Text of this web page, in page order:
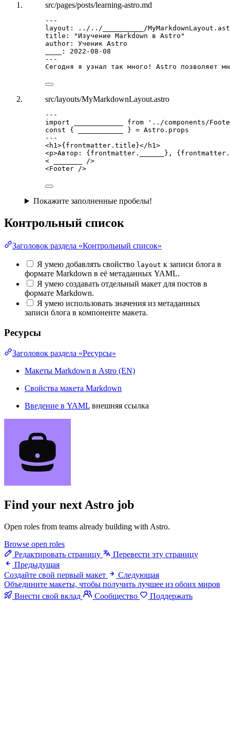
src/pages/posts/learning-astro.md
---
layout :
../../__________/
title : "Изучение Markdown в Astro "
author : Ученик Astro
: 2022-08-08
---
Сегодня я узнал так много! Astro позволяет
src/layouts/MyMarkdownLayout.astro
---
import
from ' ../components/
const {
} = Astro . props
---
<h1>{ frontmatter . title }</ h1>
<p>Автор: { frontmatter . } , { frontmatter .
<
/>
<Footer />
Покажите заполненные пробелы!
Контрольный список
Заголовок раздела «Контрольный список»
Я умею добавлять свойство layout к записи блога в
формате Markdown в её метаданных YAML.
Я умею создавать отдельный макет для постов в
формате Markdown.
Я умею использовать значения из метаданных
записи блога в компоненте макета.
Ресурсы
Заголовок раздела «Ресурсы»
Макеты Markdown в Astro (EN)
Свойства макета Markdown
Введение в YAML внешняя ссылка
Find your nextAstro job
Open roles from teams already building with Astro.
Browse open roles
Редактировать страницу
Перевести эту страницу
Предыдущая
Создайте свой первый макет
Следующая
Объедините макеты, чтобы получить лучшее из обоих миров
Внести свой вклад
Сообщество Поддержать